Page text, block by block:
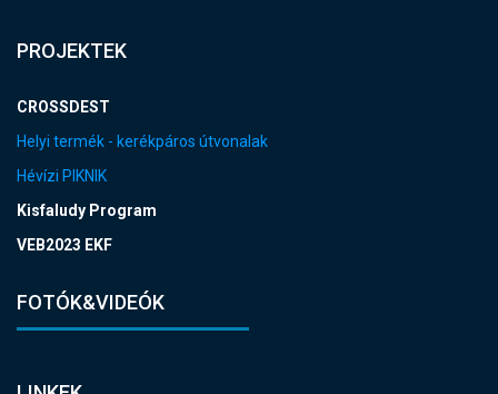
PROJEKTEK
CROSSDEST
Helyi termék - kerékpáros útvonalak
Hévízi PIKNIK
Kisfaludy Program
VEB2023 EKF
FOTÓK&VIDEÓK